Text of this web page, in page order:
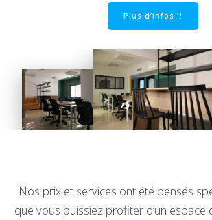
Plus d’infos !!
Nos prix et services ont été pensés
que vous puissiez profiter d’un espace